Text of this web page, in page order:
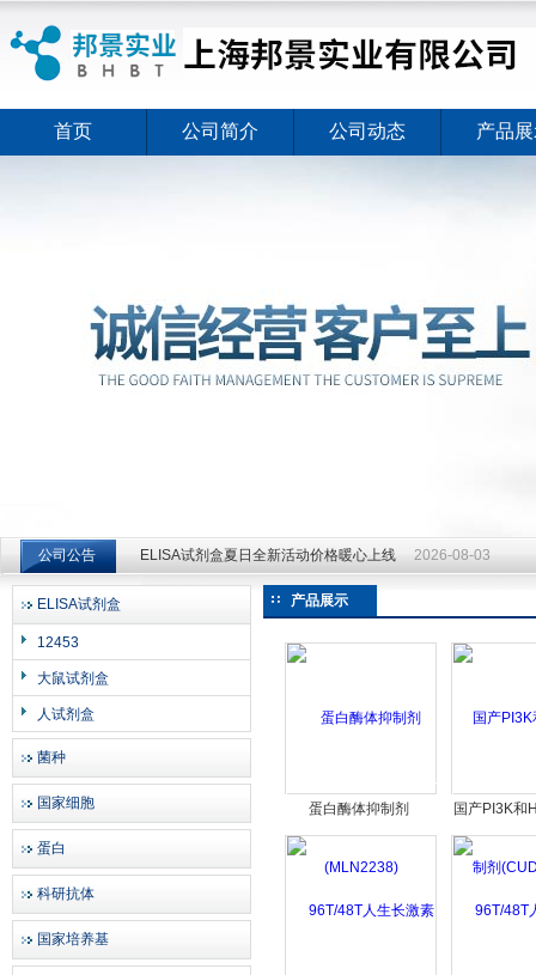
上海邦景实业有限公司
首页 公司简介 公司动态 产品
公司公告 ELISA试剂盒夏日全新活动价格暖心上线 2026-08-03
ELISA试剂盒夏日全新活动价格暖心上线
ELISA试剂盒
12453
大鼠试剂盒
人试剂盒
菌种
国家细胞
蛋白
科研抗体
国家培养基
产品展示
蛋白酶体抑制剂
(MLN2238)
国产PI3K和
剂